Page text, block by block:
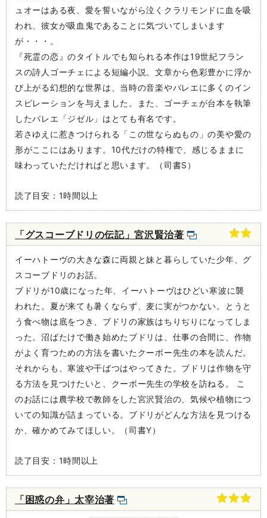
ュオーはある夜、愛を誓いながら泣くクラリモンドに血を吸
われ、彼女が吸血鬼であることに気づいてしまいます
が・・・。
『死霊の恋』のタイトルでも知られる本作は19世紀フラン
スの詩人ゴーチェによる短編小説。文章から色彩豊かに浮か
び上がる幻想的な世界は、当時の音楽やバレエに多くのイン
スピレーションを与えました。また、ゴーチェが台本を執筆
したバレエ「ジゼル」はとても有名です。
若さゆえに惹きつけられる「この世ならぬもの」の美や愛の
形がここにはあります。10代だけの特権で、感じるままに
味わっていただければと思います。（司書S）
読了目安：1時間以上
「グスコーブドリの伝記」宮沢賢治著
イーハトーヴの大きな森に両親と妹と暮らしていた少年、グ
スコーブドリのお話。
ブドリが10歳になった年、イーハトーヴはひどい寒波に襲
われた。夏が来ても暑くならず、麦に実がつかない。とうと
う食べ物は底をつき、ブドリの家族はちりぢりになってしま
った。沼ばたけで働き始めたブドリは、仕事の合間に、作物
がよく育つための方法を書いたクーボー先生の本を読んだ。
それからも、寒波や干ばつはやってきた。ブドリは作物を守
る方法を見つけたいと、クーボー先生の学校を訪ねる。 こ
のお話には農学校で教師をした宮沢賢治の、気候や植物につ
いての知識が詰まっている。ブドリがどんな方法を見つける
か、確かめてみてほしい。（司書Y）
読了目安：1時間以上
「困惑の弁」太宰治著